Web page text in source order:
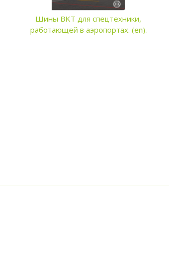
Шины BKT для спецтехники,
работающей в аэропортах. (en).